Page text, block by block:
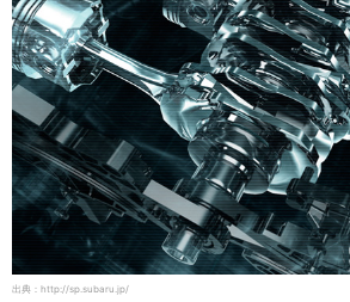
出典：http://sp.subaru.jp/